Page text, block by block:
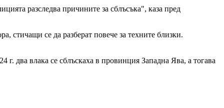
разследва причините за сблъсъка", каза пред
стичащи се да разберат повече за техните близки.
два влака се сблъскаха в провинция Западна Ява, а тогава